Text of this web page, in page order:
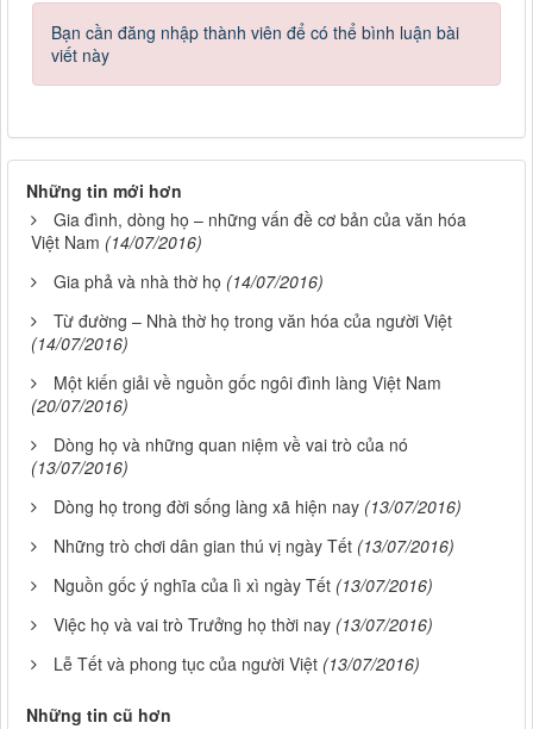
Bạn cần đăng nhập thành viên để có thể bình luận bài
viết này
Những tin mới hơn
Gia đình, dòng họ – những vấn đề cơ bản của văn hóa
Việt Nam (14/07/2016)
Gia phả và nhà thờ họ (14/07/2016)
Từ đường – Nhà thờ họ trong văn hóa của người Việt
(14/07/2016)
Một kiến giải về nguồn gốc ngôi đình làng Việt Nam
(20/07/2016)
Dòng họ và những quan niệm về vai trò của nó
(13/07/2016)
Dòng họ trong đời sống làng xã hiện nay (13/07/2016)
Những trò chơi dân gian thú vị ngày Tết (13/07/2016)
Nguồn gốc ý nghĩa của lì xì ngày Tết (13/07/2016)
Việc họ và vai trò Trưởng họ thời nay (13/07/2016)
Lễ Tết và phong tục của người Việt (13/07/2016)
Những tin cũ hơn